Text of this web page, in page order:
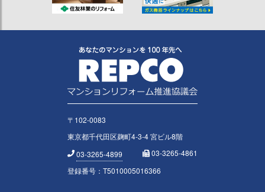
〒102-0083
東京都千代田区麹町4-3-4 宮ビル8階
03-3265-4899
03-3265-4861
登録番号：T5010005016366